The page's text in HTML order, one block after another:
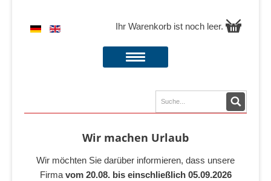
Ihr Warenkorb ist noch leer.
Wir machen Urlaub
Wir möchten Sie darüber informieren, dass unsere
Firma vom 20.08. bis einschließlich 05.09.2026